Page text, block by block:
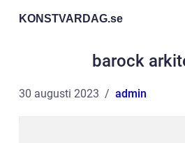
KONSTVARDAG.se
barock
30 augusti 2023 admin